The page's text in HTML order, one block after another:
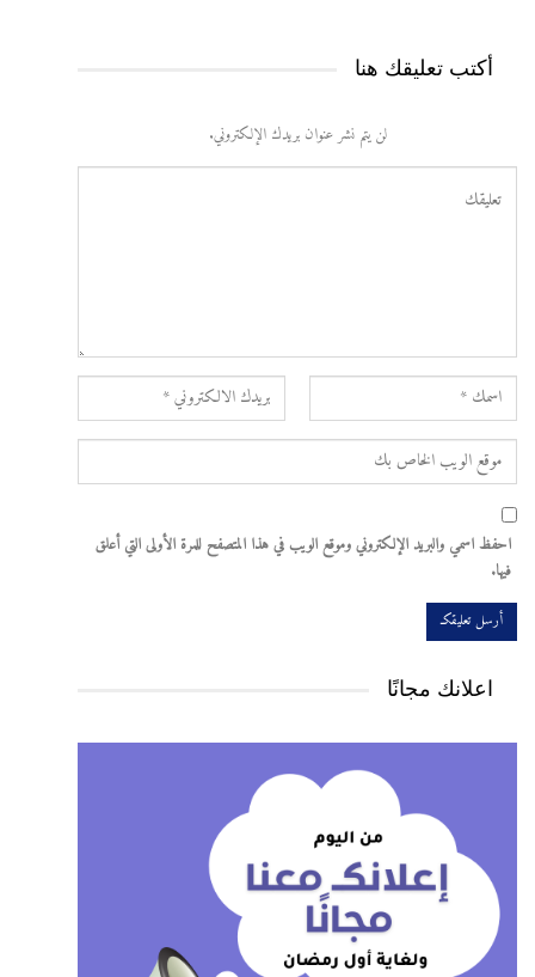
أكتب تعليقك هنا
لن يتم نشر عنوان بريدك الإلكتروني.
احفظ اسمي والبريد الإلكتروني وموقع الويب في هذا المتصفح للمرة الأولى التي أعلق
فيها.
اعلانك مجانًا